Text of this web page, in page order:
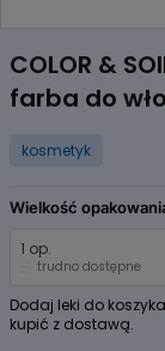
1
of
1
COLOR &
farba do
kosmetyk
Wielkość
1 op.
trudno dostępne
Dodaj leki do
kupić z dostawą.